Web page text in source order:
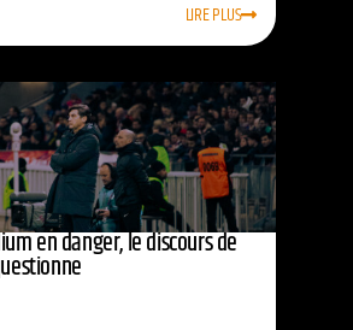
LIRE PLUS
en danger, le discours de